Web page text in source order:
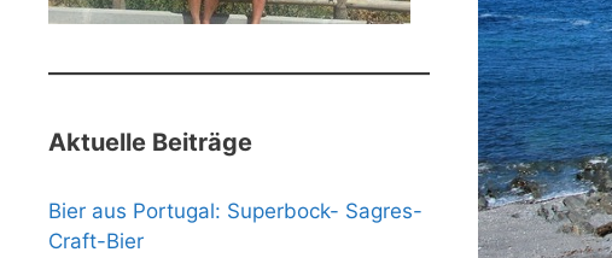
Aktuelle Beiträge
Bier aus Portugal: Superbock- Sagres-
Craft-Bier